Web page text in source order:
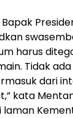
harus
Tidak
dari
kata
laman